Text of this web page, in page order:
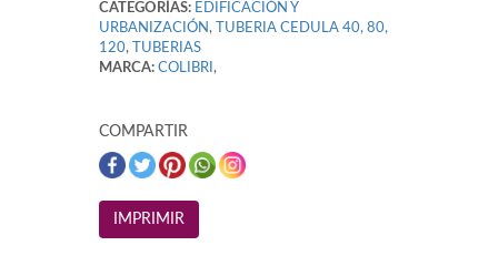
CATEGORÍAS: EDIFICACIÓN Y
URBANIZACIÓN,
TUBERIA CEDULA 40, 80,
120,
TUBERIAS
MARCA: COLIBRI ,
COMPARTIR